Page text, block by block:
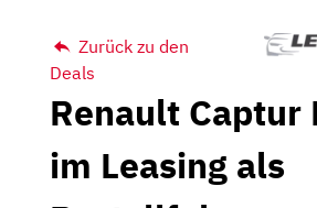
Zurück zu den
Deals
Renault Captur
im Leasing als